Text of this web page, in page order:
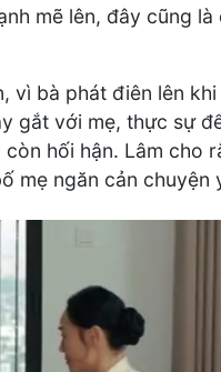
mẽ lên, đây cũng là
vì bà phát điên lên
gắt với mẹ, thực sự
hối hận. Lâm cho
mẹ ngăn cản chuyện